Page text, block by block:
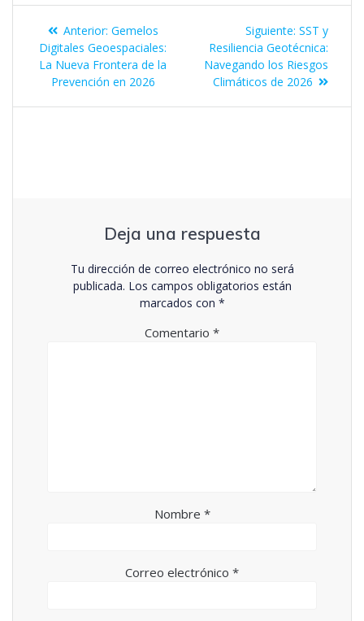
Anterior: Gemelos
Digitales Geoespaciales:
La Nueva Frontera de la
Prevención en 2026
Siguiente: SST y
Resiliencia Geotécnica:
Navegando los Riesgos
Climáticos de 2026
Deja una respuesta
Tu dirección de correo electrónico no será
publicada. Los campos obligatorios están
marcados con *
Comentario *
Nombre *
Correo electrónico *